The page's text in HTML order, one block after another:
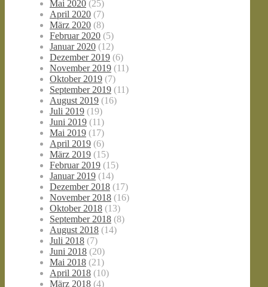
Mai 2020 (25)
April 2020 (7)
März 2020 (8)
Februar 2020 (5)
Januar 2020 (12)
Dezember 2019 (6)
November 2019 (11)
Oktober 2019 (7)
September 2019 (11)
August 2019 (16)
Juli 2019 (19)
Juni 2019 (11)
Mai 2019 (17)
April 2019 (6)
März 2019 (15)
Februar 2019 (15)
Januar 2019 (14)
Dezember 2018 (17)
November 2018 (16)
Oktober 2018 (13)
September 2018 (8)
August 2018 (14)
Juli 2018 (7)
Juni 2018 (20)
Mai 2018 (21)
April 2018 (10)
März 2018 (4)